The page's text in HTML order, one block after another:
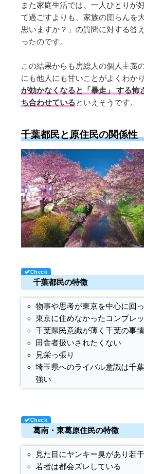
また家庭生活では、一人ひとりが
て過ごすよりも、家族の団らんを
思いますか？」の質問に対する答
ったのです。
この結果からも房総人の個人主義
にも他人にも甘いことがよくわか
が効かなくなると「暴走」 する怖
ち合わせているといえそうです。
千葉都民と原住民の関係性
千葉都民の特徴
物事や思考が東京を中心に回
東京に住めなかったコンプレ
千葉県民意識が薄く千葉の事
田舎者扱いされたくない
見栄っ張り
埼玉県へのライバル意識は千
強い
葛南・東葛原住民の特徴
見た目にヤンキー臭があり若
若者は都会ズレしている